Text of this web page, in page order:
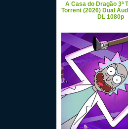
A Casa do Dragão 3ª
Torrent (2026) Dual
DL 1080p